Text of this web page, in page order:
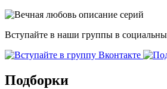
Вступайте в наши группы в
Подборки